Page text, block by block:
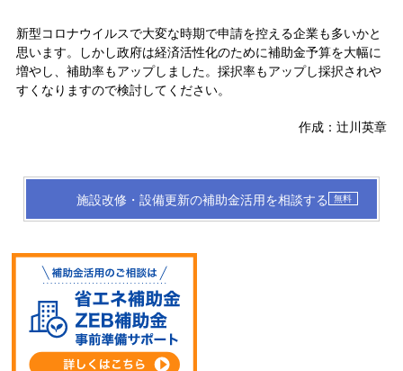
新型コロナウイルスで大変な時期で申請を控える企業も多いかと
思います。しかし政府は経済活性化のために補助金予算を大幅に
増やし、補助率もアップしました。採択率もアップし採択されや
すくなりますので検討してください。
作成：辻川英章
施設改修・設備更新の補助金活用を相談する 無料